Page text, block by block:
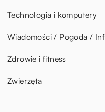
Technologia i komputery
Wiadomości / Pogoda /
Zdrowie i fitness
Zwierzęta